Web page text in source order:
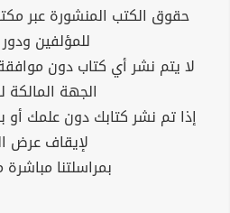
حقوق الكتب المنشورة عبر
للمؤلفين
لا يتم نشر أي كتاب دون
الجهة المالكة
إذا تم نشر كتابك دون علمك أو
لإيقاف عرض
بمراسلتنا